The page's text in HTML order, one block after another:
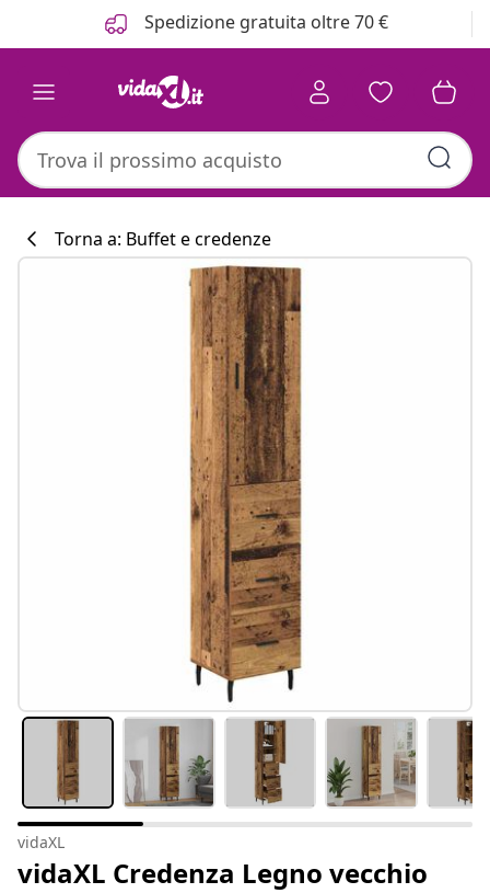
Spedizione gratuita oltre 70 €
Torna a: Buffet e credenze
vidaXL
vidaXL Credenza Legno vecchio